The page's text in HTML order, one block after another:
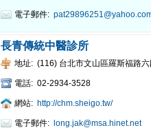
電子郵件:
長青傳統中醫診所
地址: (116) 台北市文山區羅斯福路
電話: 02-2934-3528
網站: http://chm.sheigo.tw/
電子郵件: long.jak@msa.hinet.net